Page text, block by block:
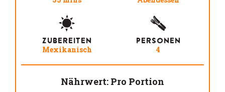
ZUBEREITEN
Mexikanisch
PERSONEN
4
Nährwert: Pro Portion